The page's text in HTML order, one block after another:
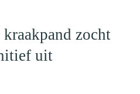
zocht
uit